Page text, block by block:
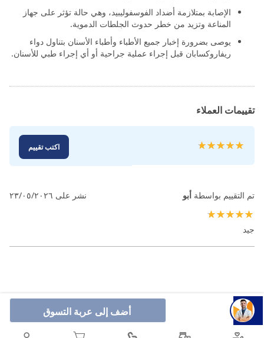
أضف إلى عربة التسوق
الإصابة بمتلازمة أضداد الفوسفوليبيد، وهي حالة تؤثر على جهاز
المناعة وتزيد من خطر حدوث الجلطات الدموية.
يوصى بضرورة إخبار جميع الأطباء وأطباء الأسنان بتناول دواء
ريفاروكسابان قبل إجراء عملية جراحية أو أي إجراء طبي للأسنان.
تقييمات العملاء
تقييم:
اكتب تقييم
تم التقييم بواسطة أبو نشر على ٢٣/٠٥/٢٠٢٦
جيد